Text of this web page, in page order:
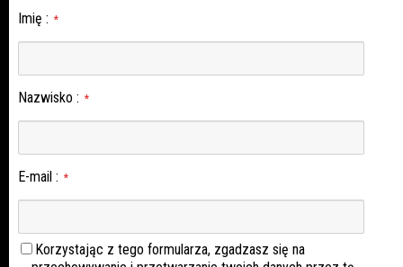
Imię : *
Nazwisko : *
E-mail : *
Korzystając z tego formularza, zgadzasz się na